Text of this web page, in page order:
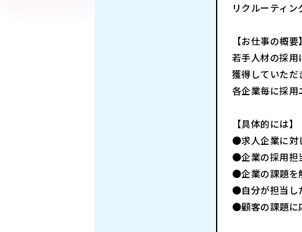
リクルーティ
【お仕事の概要】
若手人材の採
獲得していただ
各企業毎に採用
【具体的には】
●求人企業に対
●企業の採用担
●企業の課題を
●自分が担当し
●顧客の課題に